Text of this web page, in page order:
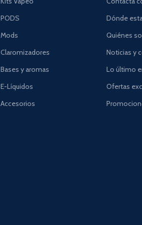
PODS
Mods
Claromizadores
Bases y aromas
E-Líquidos
Accesorios
Dónde
Quiénes
Noticias y
Lo último
Ofertas